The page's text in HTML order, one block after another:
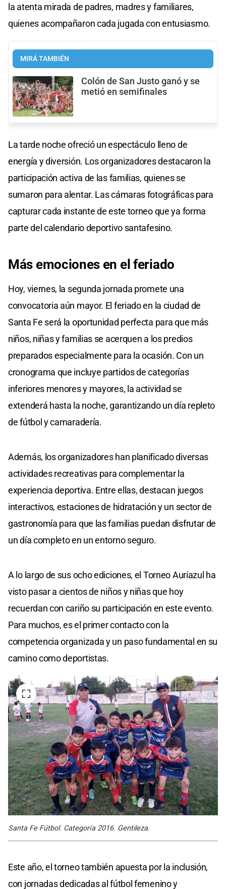
la atenta mirada de padres, madres y familiares,
quienes acompañaron cada jugada con entusiasmo.
MIRÁ TAMBIÉN
Colón de San Justo ganó y se
metió en semifinales
La tarde noche ofreció un espectáculo lleno de
energía y diversión. Los organizadores destacaron la
participación activa de las familias, quienes se
sumaron para alentar. Las cámaras fotográficas para
capturar cada instante de este torneo que ya forma
parte del calendario deportivo santafesino.
Más emociones en el feriado
Hoy, viernes, la segunda jornada promete una
convocatoria aún mayor. El feriado en la ciudad de
Santa Fe será la oportunidad perfecta para que más
niños, niñas y familias se acerquen a los predios
preparados especialmente para la ocasión. Con un
cronograma que incluye partidos de categorías
inferiores menores y mayores, la actividad se
extenderá hasta la noche, garantizando un día repleto
de fútbol y camaradería.
Además, los organizadores han planificado diversas
actividades recreativas para complementar la
experiencia deportiva. Entre ellas, destacan juegos
interactivos, estaciones de hidratación y un sector de
gastronomía para que las familias puedan disfrutar de
un día completo en un entorno seguro.
A lo largo de sus ocho ediciones, el Torneo Auriazul ha
visto pasar a cientos de niños y niñas que hoy
recuerdan con cariño su participación en este evento.
Para muchos, es el primer contacto con la
competencia organizada y un paso fundamental en su
camino como deportistas.
Santa Fe Fútbol. Categoría 2016. Gentileza.
Este año, el torneo también apuesta por la inclusión,
con jornadas dedicadas al fútbol femenino y